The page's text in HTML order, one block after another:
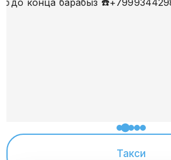
Такси